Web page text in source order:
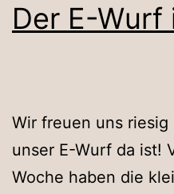
Der E-Wurf
Wir freuen uns
unser E-Wurf da ist!
Woche haben die